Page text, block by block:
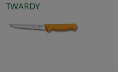
TWARDY